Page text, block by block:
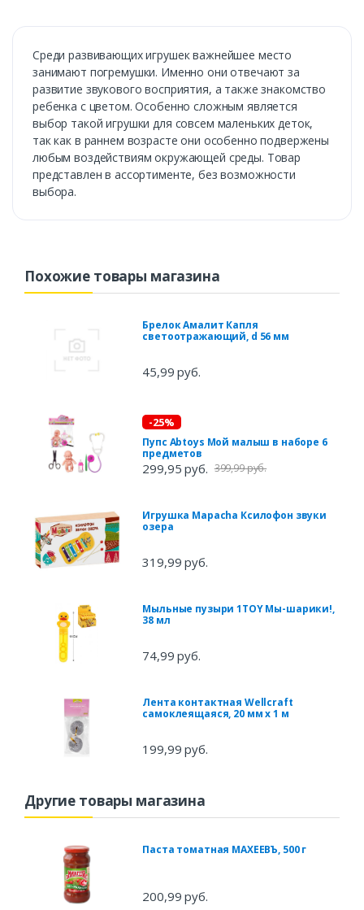
Среди развивающих игрушек важнейшее место
занимают погремушки. Именно они отвечают за
развитие звукового восприятия, а также знакомство
ребенка с цветом. Особенно сложным является
выбор такой игрушки для совсем маленьких деток,
так как в раннем возрасте они особенно подвержены
любым воздействиям окружающей среды. Товар
представлен в ассортименте, без возможности
выбора.
Похожие товары магазина
Брелок Амалит Капля
светоотражающий, d 56 мм
45,99 руб.
-25%
Пупс Abtoys Мой малыш в наборе 6
предметов
299,95 руб. 399,99 руб.
Игрушка Mapacha Ксилофон звуки
озера
319,99 руб.
Мыльные пузыри 1TOY Мы-шарики!,
38 мл
74,99 руб.
Лента контактная Wellсraft
cамоклеящаяся, 20 мм х 1 м
199,99 руб.
Другие товары магазина
Паста томатная МАХЕЕВЪ, 500 г
200,99 руб.